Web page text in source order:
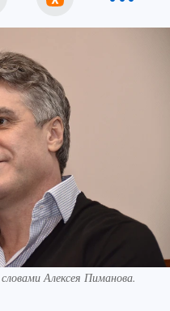
Алексея Пиманова.